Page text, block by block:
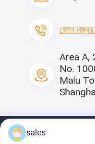
ফোন নম্বর
Area A,
No.
Malu
sales